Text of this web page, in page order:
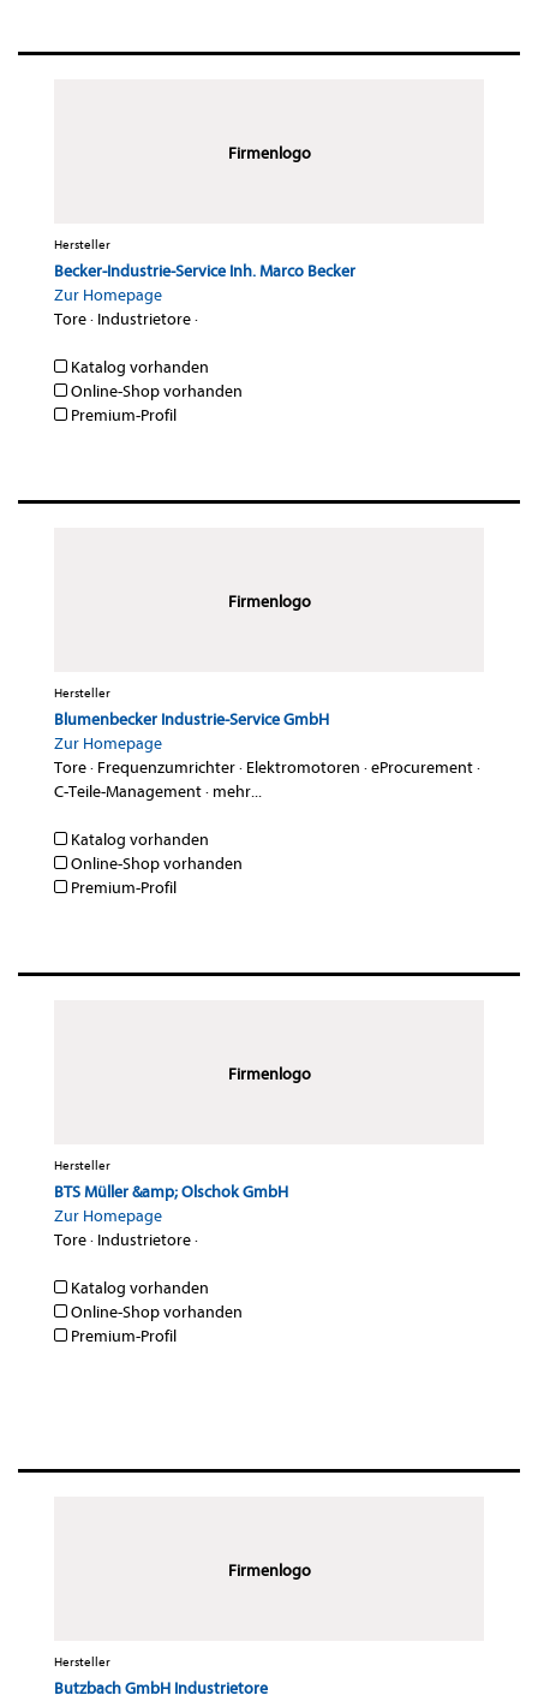
Firmenlogo
Hersteller
Becker-Industrie-Service Inh. Marco Becker
Zur Homepage
Tore· Industrietore·
Katalog vorhanden
Online-Shop vorhanden
Premium-Profil
Firmenlogo
Hersteller
Blumenbecker Industrie-Service GmbH
Zur Homepage
Tore· Frequenzumrichter· Elektromotoren ·eProcurement·
C-Teile-Management· mehr...
Katalog vorhanden
Online-Shop vorhanden
Premium-Profil
Firmenlogo
Hersteller
BTS Müller &amp; Olschok GmbH
Zur Homepage
Tore· Industrietore·
Katalog vorhanden
Online-Shop vorhanden
Premium-Profil
Firmenlogo
Hersteller
Butzbach GmbH Industrietore